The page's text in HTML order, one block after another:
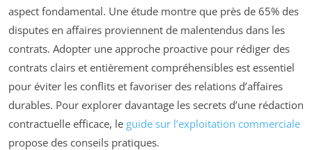
aspect fondamental. Une étude montre que près de 65% des
disputes en affaires proviennent de malentendus dans les
contrats. Adopter une approche proactive pour rédiger des
contrats clairs et entièrement compréhensibles est essentiel
pour éviter les conflits et favoriser des relations d’affaires
durables. Pour explorer davantage les secrets d’une rédaction
contractuelle efficace, le guide sur l’exploitation commerciale
propose des conseils pratiques.